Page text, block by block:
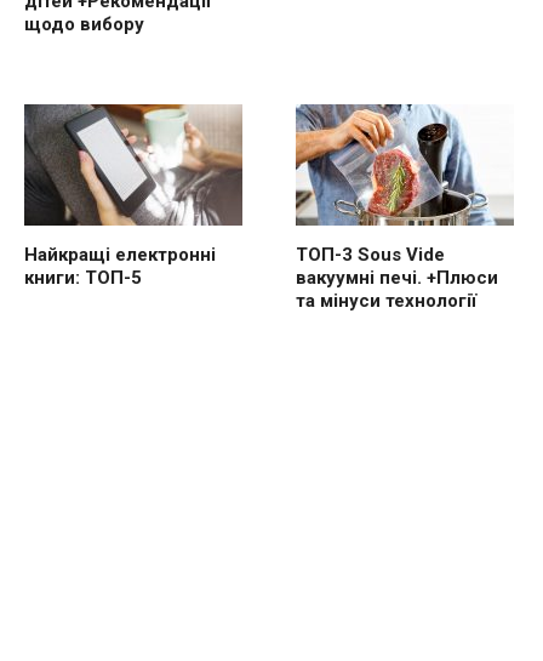
щодо вибору
Найкращі електронні
книги: ТОП-5
ТОП-3 Sous Vide
вакуумні печі. +Плюси
та мінуси технології